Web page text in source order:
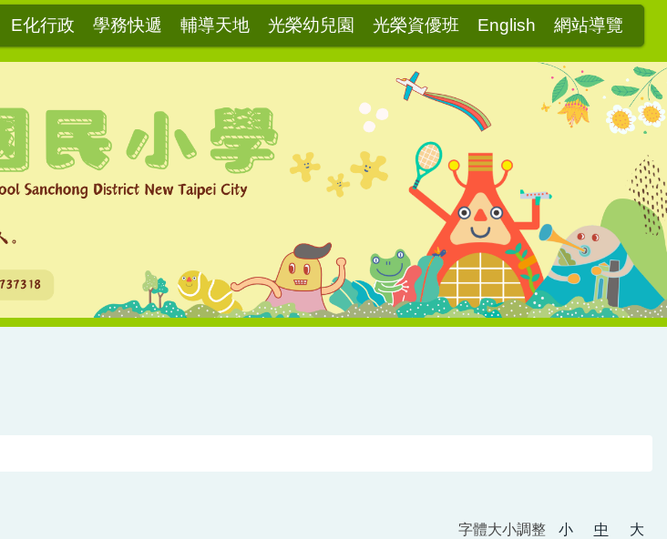
E化行政 學務快遞 輔導天地 光榮幼兒園 光榮資優班 English 網站導覽
字體大小調整 小 中
大